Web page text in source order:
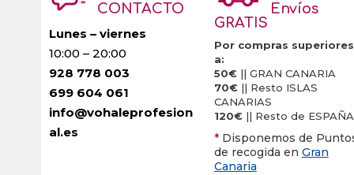
CONTACTO
Lunes – viernes
10:00 – 20:00
928 778 003
699 604 061
info@vohaleprofesion
al.es
Envíos
GRATIS
Por compras superiores
a:
50€|| GRAN CANARIA
70€|| Resto ISLAS
CANARIAS
120€|| Resto de ESPAÑA
* Disponemos de
de recogida en Gran
Canaria